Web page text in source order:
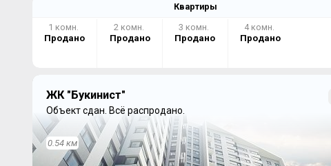
Квартиры
1 комн.
Продано
2 комн.
Продано
3 комн.
Продано
4 комн.
Продано
ЖК "Букинист"
Объект сдан. Всё распродано.
0.54 км